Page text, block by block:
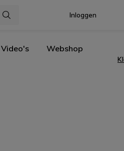
Inloggen
Video's Webshop